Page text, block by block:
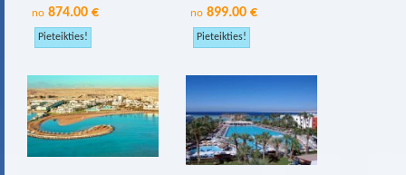
no 874.00 €
no 899.00 €